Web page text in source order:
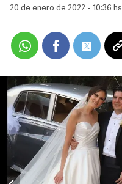
20 de enero de 2022 - 10:36 hs